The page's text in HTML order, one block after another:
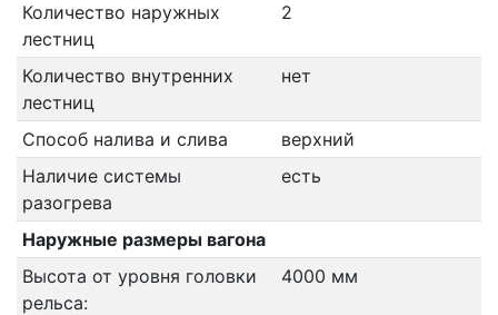
Количество наружных
лестниц
2
Количество внутренних
лестниц
нет
Способ налива и слива
верхний
Наличие системы
разогрева
есть
Наружные размеры вагона
Высота от уровня головки
рельса:
4000 мм